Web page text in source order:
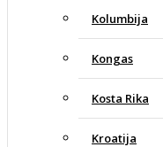
Kolumbija
Kongas
Kosta Rika
Kroatija